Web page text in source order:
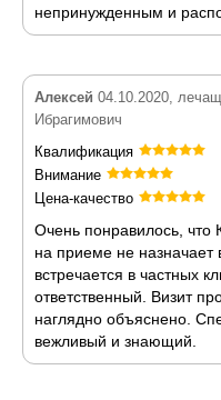
непринужденным и
Алексей 04.10.2020,
Ибрагимович
Квалификация
Внимание
Цена-качество
Очень понравилось, что
на приеме не назначает
встречается в частных
ответственный. Визит
наглядно объяснено.
вежливый и знающий.